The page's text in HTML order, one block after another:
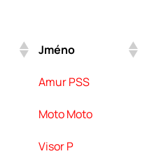
Jméno
Jméno
Amur PSS
Moto Moto
Visor P